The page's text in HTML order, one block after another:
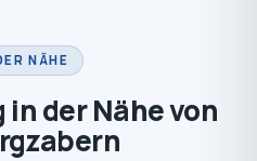
NÄHE
der Nähe von